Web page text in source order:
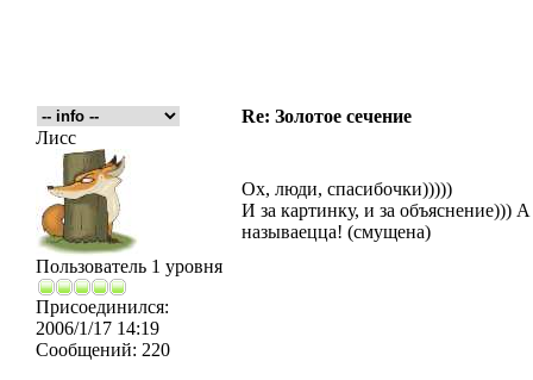
Re: Золотое сечение
Лисс
Пользователь 1 уровня
Присоединился:
2006/1/17 14:19
Сообщений: 220
Ох, люди, спасибочки)))))
И за картинку, и за объяснение)))
называецца! (смущена)